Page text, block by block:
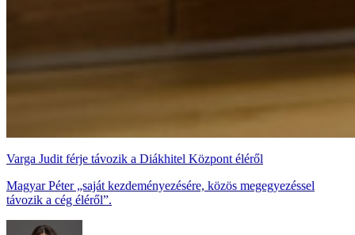
Varga Judit férje távozik a Diákhitel Központ éléről
Magyar Péter „saját kezdeményezésére, közös megegyezéssel
távozik a cég éléről”.